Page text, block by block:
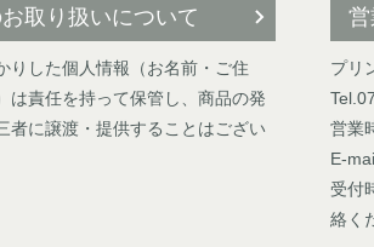
取り扱いについて
りした個人情報（お名前・ご住
は責任を持って保管し、商品の発
者に譲渡・提供することはござい
プリ
営業
E-
受付
絡く